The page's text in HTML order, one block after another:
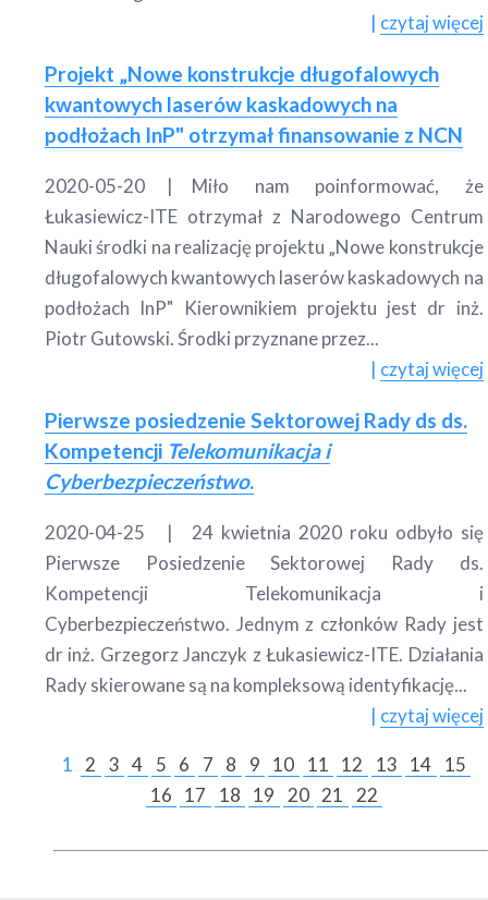
czytaj więcej
Projekt „Nowe konstrukcje długofalowych
kwantowych laserów kaskadowych na
podłożach InP" otrzymał finansowanie z NCN
2020-05-20
Miło nam poinformować, że
Łukasiewicz-ITE otrzymał z Narodowego Centrum
Nauki środki na realizację projektu „Nowe konstrukcje
długofalowych kwantowych laserów kaskadowych na
podłożach InP" Kierownikiem projektu jest dr inż.
Piotr Gutowski. Środki przyznane przez...
czytaj więcej
Pierwsze posiedzenie Sektorowej Rady ds ds.
Kompetencji Telekomunikacja i
Cyberbezpieczeństwo.
2020-04-25
24 kwietnia 2020 roku odbyło się
Pierwsze Posiedzenie Sektorowej Rady ds.
Kompetencji Telekomunikacja i
Cyberbezpieczeństwo. Jednym z członków Rady jest
dr inż. Grzegorz Janczyk z Łukasiewicz-ITE. Działania
Rady skierowane są na kompleksową identyfikację...
czytaj więcej
1 2 3 4 5 6 7 8 9 10 11 12 13 14
15
16
17 18 19 20 21 22